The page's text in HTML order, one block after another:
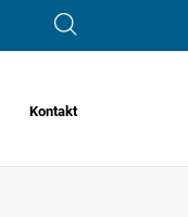
Kontakt